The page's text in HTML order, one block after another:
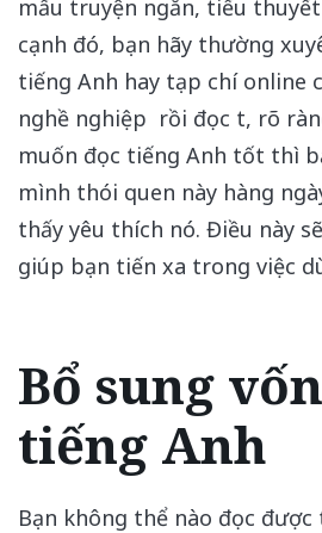
mẩu truyện ngắn, tiểu
cạnh đó, bạn hãy thường
tiếng Anh hay tạp chí online
nghề nghiệp rồi đọc t, rõ
muốn đọc tiếng Anh tốt thì
mình thói quen này hàng
thấy yêu thích nó. Điều này
giúp bạn tiến xa trong việc
Bổ sung
tiếng Anh
Bạn không thể nào đọc